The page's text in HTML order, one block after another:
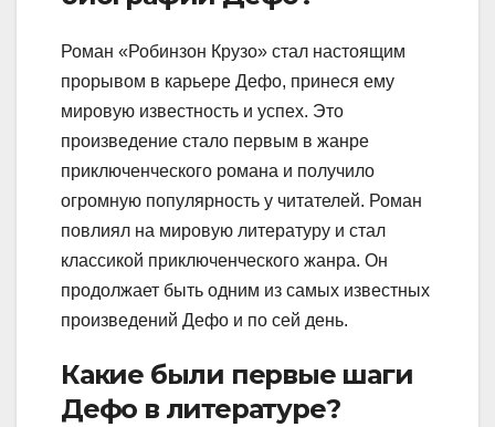
Роман «Робинзон Крузо» стал настоящим
прорывом в карьере Дефо, принеся ему
мировую известность и успех. Это
произведение стало первым в жанре
приключенческого романа и получило
огромную популярность у читателей. Роман
повлиял на мировую литературу и стал
классикой приключенческого жанра. Он
продолжает быть одним из самых известных
произведений Дефо и по сей день.
Какие были первые шаги
Дефо в литературе?